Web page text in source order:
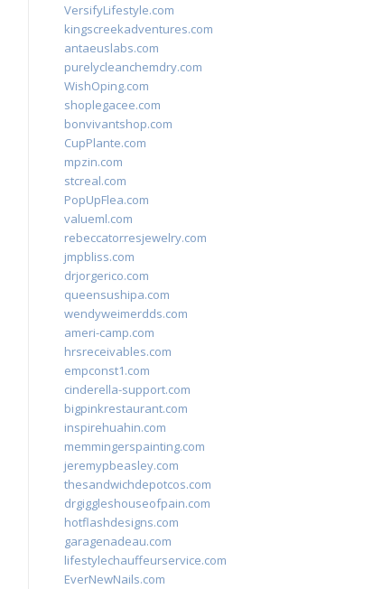
VersifyLifestyle.com
kingscreekadventures.com
antaeuslabs.com
purelycleanchemdry.com
WishOping.com
shoplegacee.com
bonvivantshop.com
CupPlante.com
mpzin.com
stcreal.com
PopUpFlea.com
valueml.com
rebeccatorresjewelry.com
jmpbliss.com
drjorgerico.com
queensushipa.com
wendyweimerdds.com
ameri-camp.com
hrsreceivables.com
empconst1.com
cinderella-support.com
bigpinkrestaurant.com
inspirehuahin.com
memmingerspainting.com
jeremypbeasley.com
thesandwichdepotcos.com
drgiggleshouseofpain.com
hotflashdesigns.com
garagenadeau.com
lifestylechauffeurservice.com
EverNewNails.com